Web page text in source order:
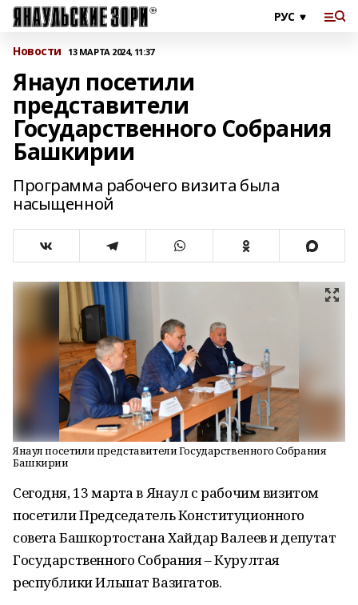
Новости 13 МАРТА 2024, 11:37
Янаул посетили
представители
Государственного Собрания
Башкирии
Программа рабочего визита была
насыщенной
Янаул посетили представители Государственного Собрания
Башкирии
Сегодня, 13 марта в Янаул с рабочим визитом
посетили Председатель Конституционного
совета Башкортостана Хайдар Валеев и депутат
Государственного Собрания – Курултая
республики Ильшат Вазигатов.